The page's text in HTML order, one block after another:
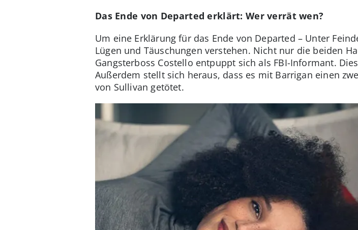
Das Ende von Departed erklärt: Wer verrät wen?
Um eine Erklärung für das Ende von Departed – Unter
Lügen und Täuschungen verstehen. Nicht nur die beiden
Gangsterboss Costello entpuppt sich als FBI-Informant.
Außerdem stellt sich heraus, dass es mit Barrigan einen
von Sullivan getötet.